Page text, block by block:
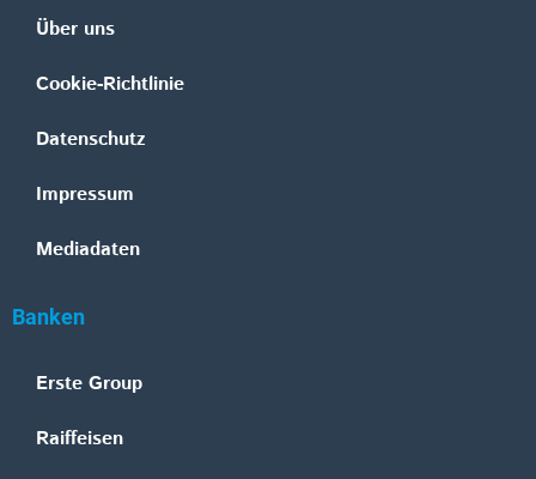
Über uns
Cookie-Richtlinie
Datenschutz
Impressum
Mediadaten
Banken
Erste Group
Raiffeisen